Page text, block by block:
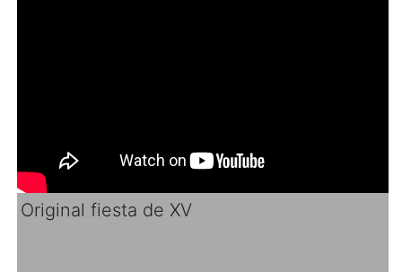
Original fiesta de XV